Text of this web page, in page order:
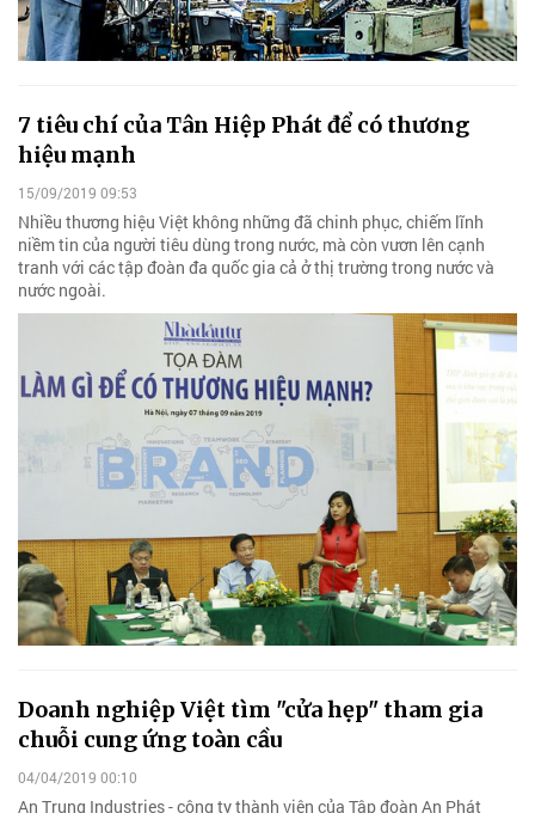
7 tiêu chí của Tân Hiệp Phát để có thương
hiệu mạnh
15/09/2019 09:53
Nhiều thương hiệu Việt không những đã chinh phục, chiếm lĩnh
niềm tin của người tiêu dùng trong nước, mà còn vươn lên cạnh
tranh với các tập đoàn đa quốc gia cả ở thị trường trong nước và
nước ngoài.
Doanh nghiệp Việt tìm "cửa hẹp" tham gia
chuỗi cung ứng toàn cầu
04/04/2019 00:10
An Trung Industries - công ty thành viên của Tập đoàn An Phát